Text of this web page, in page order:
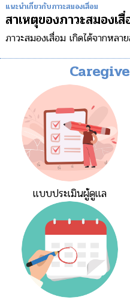
แนะนำเกี่ยวกับภาวะสมองเสื่อม
สาเหตุของภาวะสมองเ
ภาวะสมองเสื่อม เกิดได้จากหลา
แบบประเมินผู้ดูแล